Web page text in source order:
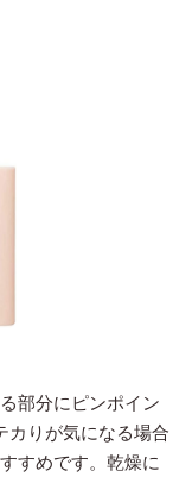
部分にピンポイン
カりが気になる場合
すめです。乾燥に